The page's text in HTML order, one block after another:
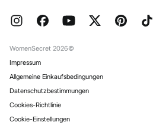
Geschenkverpackung
Jobangebote
WomenSecret 2026©
Impressum
Allgemeine Einkaufsbedingungen
Datenschutzbestimmungen
Cookies-Richtlinie
Cookie-Einstellungen